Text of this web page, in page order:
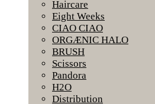
Haircare
Eight Weeks
CIAO CIAO
ORGÆNIC HALO
BRUSH
Scissors
Pandora
H2O
Distribution